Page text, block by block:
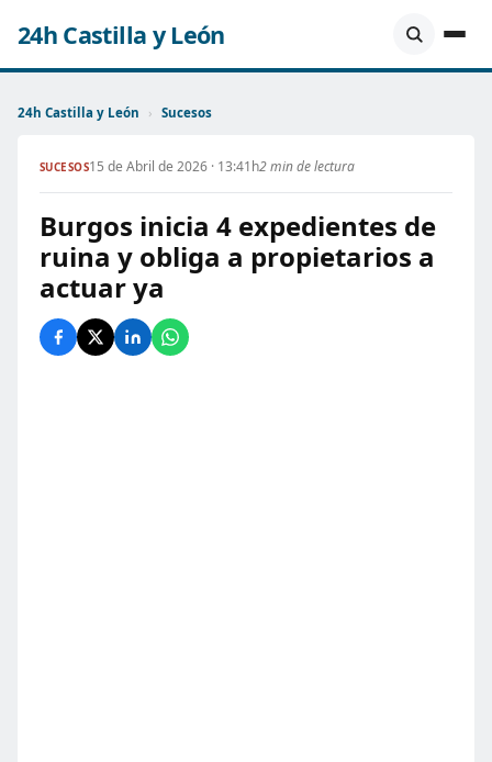
24h Castilla y León
24h Castilla y León › Sucesos
SUCESOS15 de Abril de 2026 · 13:41h2 min de lectura
Burgos inicia 4 expedientes de
ruina y obliga a propietarios a
actuar ya